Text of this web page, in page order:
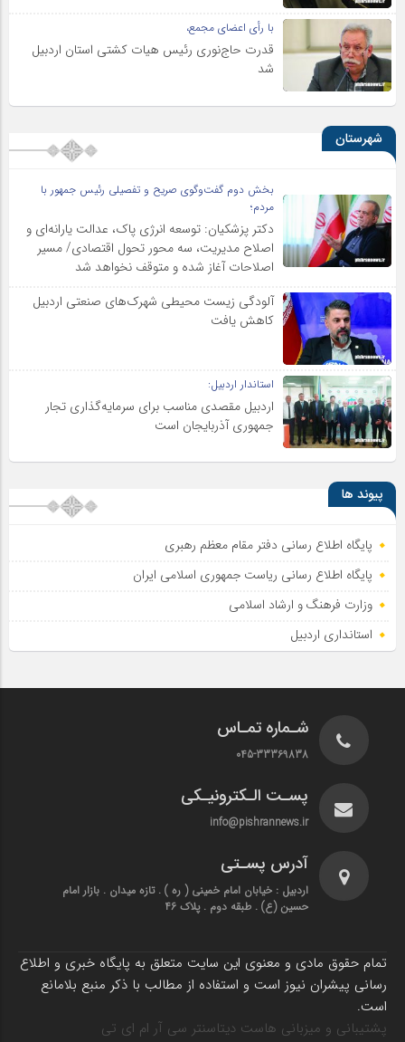
با رأی اعضای مجمع،
قدرت حاج‌نوری رئیس هیات کشتی استان اردبیل
شد
شهرستان
بخش دوم گفت‌وگوی صریح و تفصیلی رئیس جمهور با
مردم؛
دکتر پزشکیان: توسعه انرژی پاک، عدالت یارانه‌ای و
اصلاح مدیریت، سه محور تحول اقتصادی/ مسیر
اصلاحات آغاز شده و متوقف نخواهد شد
آلودگی زیست محیطی شهرک‌های صنعتی اردبیل
کاهش یافت
استاندار اردبیل:
اردبیل مقصدی مناسب برای سرمایه‌گذاری تجار
جمهوری آذربایجان است
پیوند ها
پایگاه اطلاع رسانی دفتر مقام معظم رهبری
پایگاه اطلاع‌ رسانی ریاست‌ جمهوری اسلامی ایران
وزارت فرهنگ و ارشاد اسلامی
استانداری اردبیل
شـماره تمـاس
045-33369838
پسـت الـکترونیـکی
info@pishrannews.ir
آدرس پسـتی
اردبیل : خیابان امام خمینی ( ره ) . تازه میدان . بازار امام
حسین (ع) . طبقه دوم . پلاک 46
تمام حقوق مادی و معنوی این سایت متعلق به پایگاه خبری و اطلاع
رسانی پیشران نیوز است و استفاده از مطالب با ذکر منبع بلامانع
است.
پشتیبانی و میزبانی هاست دیتاسنتر سی آر ام ای تی